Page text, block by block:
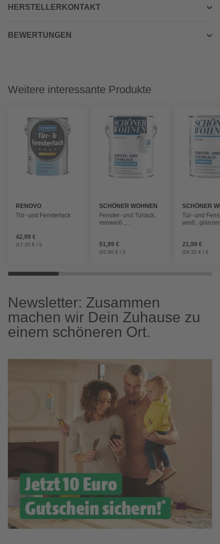
HERSTELLERKONTAKT
BEWERTUNGEN
Weitere interessante Produkte
RENOVO
Tür- und Fensterlack
42,99 €
(17,20 € / l)
SCHÖNER WOHNEN
FARBE
Fenster- und Türlack,
reinweiß ,
51,99 €
(20,80 € / l)
SCHÖNER
FARBE
Tür- und
weiß ,
21,99 €
(29,32 € / l)
Newsletter: Zusammen
machen wir Dein Zuhause zu
einem schöneren Ort.